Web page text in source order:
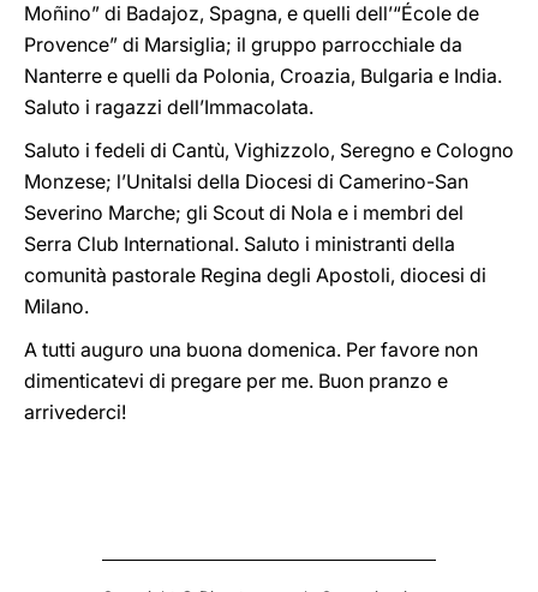
Moñino” di Badajoz, Spagna, e quelli dell’“École de
Provence” di Marsiglia; il gruppo parrocchiale da
Nanterre e quelli da Polonia, Croazia, Bulgaria e India.
Saluto i ragazzi dell’Immacolata.
Saluto i fedeli di Cantù, Vighizzolo, Seregno e Cologno
Monzese; l’Unitalsi della Diocesi di Camerino-San
Severino Marche; gli Scout di Nola e i membri del
Serra Club International. Saluto i ministranti della
comunità pastorale Regina degli Apostoli, diocesi di
Milano.
A tutti auguro una buona domenica. Per favore non
dimenticatevi di pregare per me. Buon pranzo e
arrivederci!